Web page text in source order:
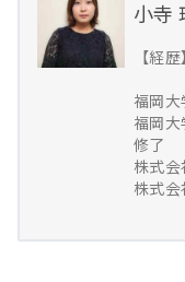
小寺
【経歴】
福岡大
福岡大
修了
株式
株式